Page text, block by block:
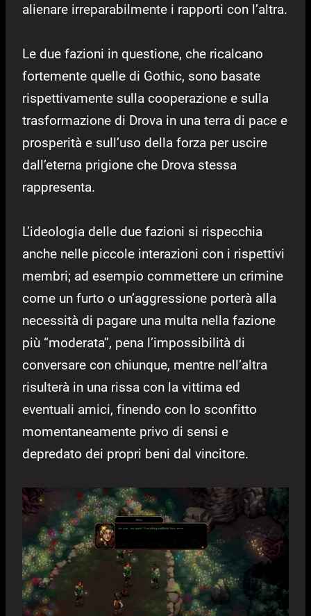
alienare irreparabilmente i rapporti con l’altra.
Le due fazioni in questione, che ricalcano
fortemente quelle di Gothic, sono basate
rispettivamente sulla cooperazione e sulla
trasformazione di Drova in una terra di pace e
prosperità e sull’uso della forza per uscire
dall’eterna prigione che Drova stessa
rappresenta.
L’ideologia delle due fazioni si rispecchia
anche nelle piccole interazioni con i rispettivi
membri; ad esempio commettere un crimine
come un furto o un’aggressione porterà alla
necessità di pagare una multa nella fazione
più “moderata”, pena l’impossibilità di
conversare con chiunque, mentre nell’altra
risulterà in una rissa con la vittima ed
eventuali amici, finendo con lo sconfitto
momentaneamente privo di sensi e
depredato dei propri beni dal vincitore.